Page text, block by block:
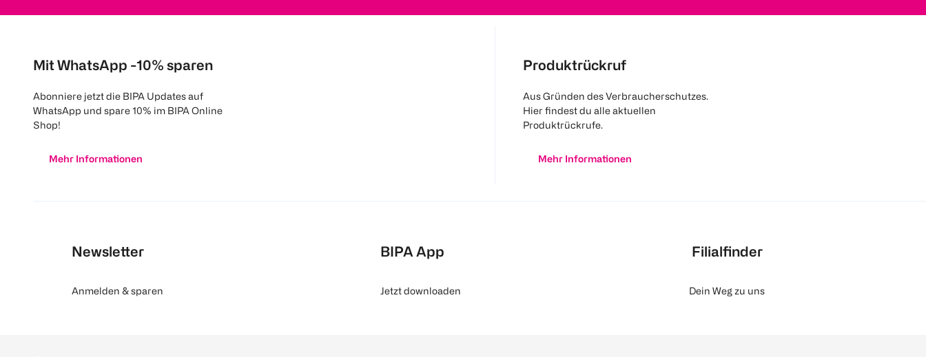
Mit WhatsApp -10% sparen
Abonniere jetzt die BIPA Updates auf
WhatsApp und spare 10% im BIPA Online
Shop!
Mehr Informationen
Produktrückruf
Aus Gründen des Verbraucherschutzes.
Hier findest du alle aktuellen
Produktrückrufe.
Mehr Informationen
Newsletter
Anmelden & sparen
BIPA App
Jetzt downloaden
Filialfinder
Dein Weg zu uns